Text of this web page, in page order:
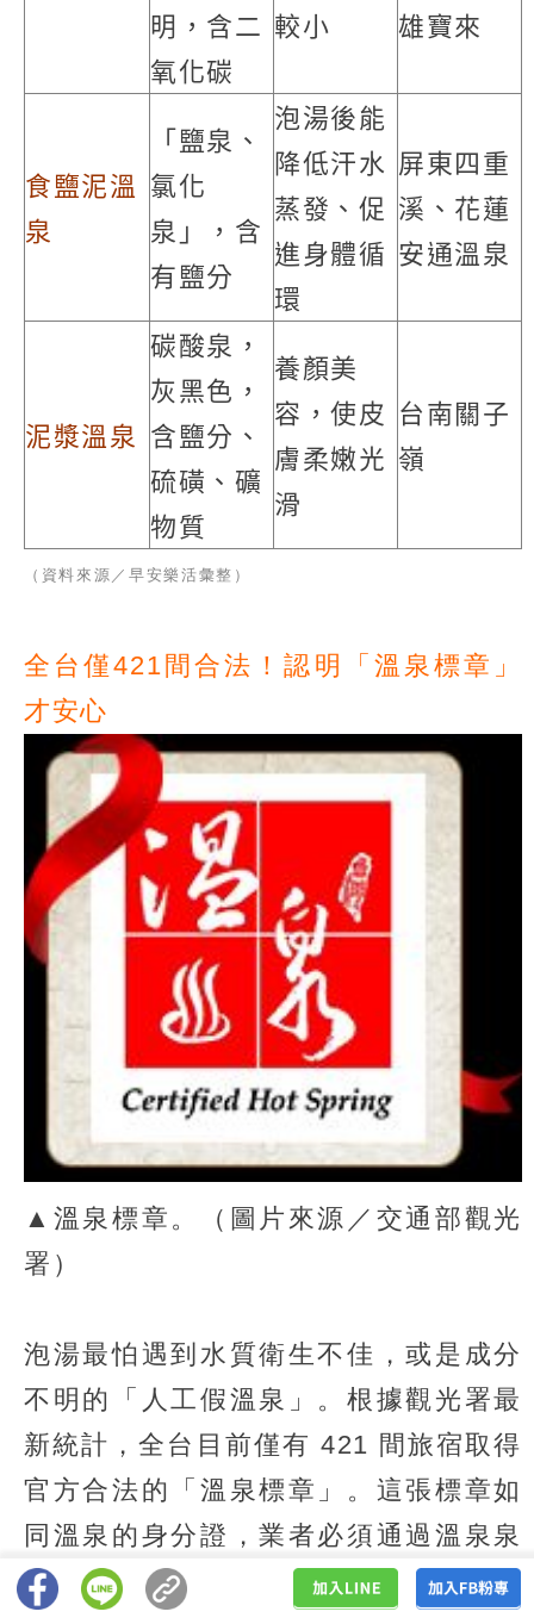
明，含二
氧化碳
較小
雄寶來
食鹽泥溫
泉
「鹽泉、
氯化
泉」，含
有鹽分
泡湯後能
降低汗水
蒸發、促
進身體循
環
屏東四重
溪、花蓮
安通溫泉
泥漿溫泉
碳酸泉，
灰黑色，
含鹽分、
硫磺、礦
物質
養顏美
容，使皮
膚柔嫩光
滑
台南關子
嶺
（資料來源／早安樂活彙整）
全台僅421間合法！認明「溫泉標章」
才安心
▲溫泉標章。（圖片來源／交通部觀光
署）
泡湯最怕遇到水質衛生不佳，或是成分
不明的「人工假溫泉」。根據觀光署最
新統計，全台目前僅有 421 間旅宿取得
官方合法的「溫泉標章」。這張標章如
同溫泉的身分證，業者必須通過溫泉泉
質、水權、營業衛生及公共安全等審